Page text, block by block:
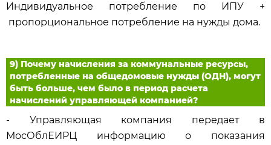
Индивидуальное потребление по ИПУ +
пропорциональное потребление на нужды дома.
9) Почему начисления за коммунальные ресурсы,
потребленные на общедомовые нужды (ОДН), могут
быть больше, чем было в период расчета
начислений управляющей компанией?
- Управляющая компания передает в
МосОблЕИРЦ информацию о показания